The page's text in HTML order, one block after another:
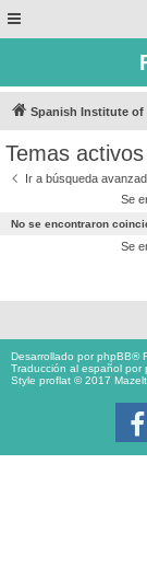
Spanish Institute of
Temas activos
Ir a búsqueda
Se
No se encontraron
Se
Desarrollado porphpBB®
Traducción al español por
Style proflat © 2017